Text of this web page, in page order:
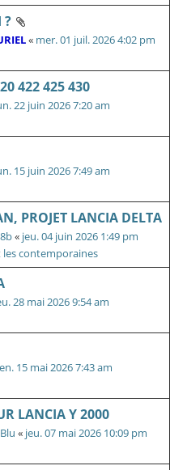
?
« mer. 01 juil. 2026 4:02 pm
422 425 430
22 juin 2026 7:20 am
15 juin 2026 7:49 am
PROJET LANCIA DELTA
« jeu. 04 juin 2026 1:49 pm
contemporaines
28 mai 2026 9:54 am
15 mai 2026 7:43 am
LANCIA Y 2000
« jeu. 07 mai 2026 10:09 pm